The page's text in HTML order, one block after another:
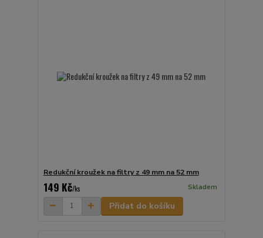
Redukční kroužek na filtry z 49 mm na 52 mm
149 Kč/ks Skladem
Přidat do košíku